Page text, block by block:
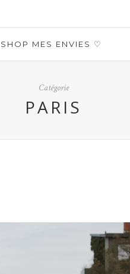
SHOP MES ENVIES ♡
Catégorie
PARIS